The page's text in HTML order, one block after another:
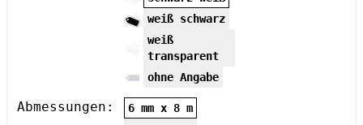
weiß schwarz
weiß
transparent
ohne Angabe
Abmessungen:
6 mm x 8 m